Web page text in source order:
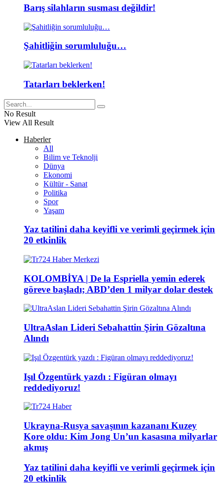
Barış silahların susması değildir!
Şahitliğin sorumluluğu…
Tatarları beklerken!
No Result
View All Result
Haberler
All
Bilim ve Teknolji
Dünya
Ekonomi
Kültür - Sanat
Politika
Spor
Yaşam
Yaz tatilini daha keyifli ve verimli geçirmek için
20 etkinlik
KOLOMBİYA | De la Espriella yemin ederek
göreve başladı; ABD’den 1 milyar dolar destek
UltraAslan Lideri Sebahattin Şirin Gözaltına
Alındı
Işıl Özgentürk yazdı : Figüran olmayı
reddediyoruz!
Ukrayna-Rusya savaşının kazananı Kuzey
Kore oldu: Kim Jong Un’un kasasına milyarlar
akmış
Yaz tatilini daha keyifli ve verimli geçirmek için
20 etkinlik